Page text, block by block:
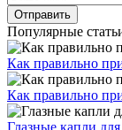
Популярные
Как правильно
Как правильно